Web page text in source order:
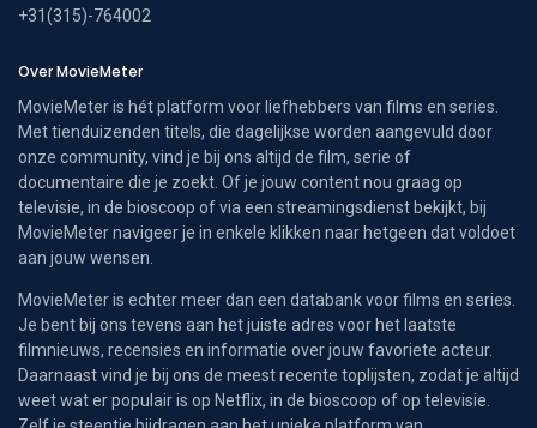
+31(315)-764002
Over MovieMeter
MovieMeter is hét platform voor liefhebbers van films en series.
Met tienduizenden titels, die dagelijkse worden aangevuld door
onze community, vind je bij ons altijd de film, serie of
documentaire die je zoekt. Of je jouw content nou graag op
televisie, in de bioscoop of via een streamingsdienst bekijkt, bij
MovieMeter navigeer je in enkele klikken naar hetgeen dat voldoet
aan jouw wensen.
MovieMeter is echter meer dan een databank voor films en series.
Je bent bij ons tevens aan het juiste adres voor het laatste
filmnieuws, recensies en informatie over jouw favoriete acteur.
Daarnaast vind je bij ons de meest recente toplijsten, zodat je altijd
weet wat er populair is op Netflix, in de bioscoop of op televisie.